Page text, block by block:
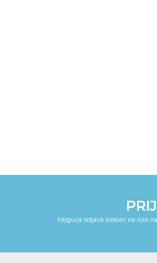
Moguća odjava klikom na link